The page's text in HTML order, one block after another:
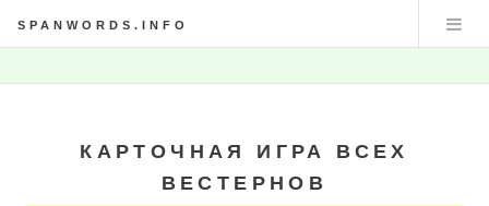
SPANWORDS.INFO
КАРТОЧНАЯ ИГРА ВСЕХ
ВЕСТЕРНОВ